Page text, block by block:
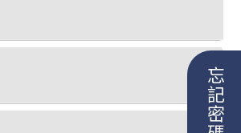
忘記密碼